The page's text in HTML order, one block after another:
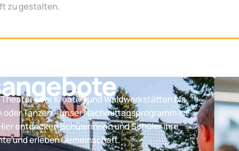
zu gestalten.
Theater über Kreativ- und Waldwerkstätten bis
Tanzen – unser Nachmittagsprogramm ist
entdecken Schülerinnen und Schüler ihre
und erleben Gemeinschaft.